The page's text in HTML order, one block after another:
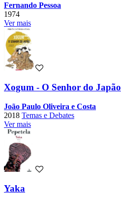
Fernando Pessoa
1974
Ver mais
Xogum - O Senhor do Japão
João Paulo Oliveira e Costa
2018 Temas e Debates
Ver mais
Yaka